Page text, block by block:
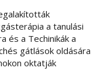
a tanulási
és a Techinikák a
gátlások oldására
oktatják